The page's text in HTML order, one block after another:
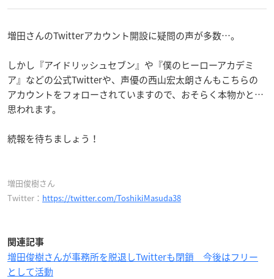
増田さんのTwitterアカウント開設に疑問の声が多数…。
しかし『アイドリッシュセブン』や『僕のヒーローアカデミ
ア』などの公式Twitterや、声優の西山宏太朗さんもこちらの
アカウントをフォローされていますので、おそらく本物かと…
思われます。
続報を待ちましょう！
増田俊樹さん
Twitter： https://twitter.com/ToshikiMasuda38
関連記事
増田俊樹さんが事務所を脱退しTwitterも閉鎖 今後はフリー
として活動